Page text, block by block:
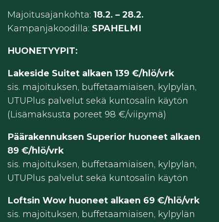
Majoitusajankohta: 18.2. – 28.2.
Kampanjakoodilla: SPAHELMI
HUONETYYPIT:
Lakeside Suitet alkaen 139 €/hlö/vrk
sis. majoituksen, buffetaamiaisen, kylpylän,
UTUPlus palvelut sekä kuntosalin käytön
(Lisämaksusta poreet 98 €/viipymä)
Päärakennuksen Superior huoneet alkaen
89 €/hlö/vrk
sis. majoituksen, buffetaamiaisen, kylpylän,
UTUPlus palvelut sekä kuntosalin käytön
Loftsin Wow huoneet alkaen 69 €/hlö/vrk
sis. majoituksen, buffetaamiaisen, kylpylän